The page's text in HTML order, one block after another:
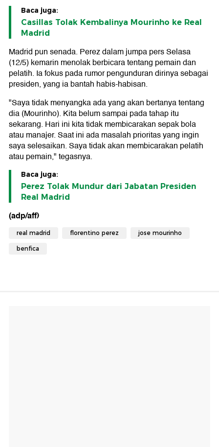
Baca juga:
Casillas Tolak Kembalinya Mourinho ke Real
Madrid
Madrid pun senada. Perez dalam jumpa pers Selasa
(12/5) kemarin menolak berbicara tentang pemain dan
pelatih. Ia fokus pada rumor pengunduran dirinya sebagai
presiden, yang ia bantah habis-habisan.
"Saya tidak menyangka ada yang akan bertanya tentang
dia (Mourinho). Kita belum sampai pada tahap itu
sekarang. Hari ini kita tidak membicarakan sepak bola
atau manajer. Saat ini ada masalah prioritas yang ingin
saya selesaikan. Saya tidak akan membicarakan pelatih
atau pemain," tegasnya.
Baca juga:
Perez Tolak Mundur dari Jabatan Presiden
Real Madrid
(adp/aff)
real madrid florentino perez jose mourinho
benfica